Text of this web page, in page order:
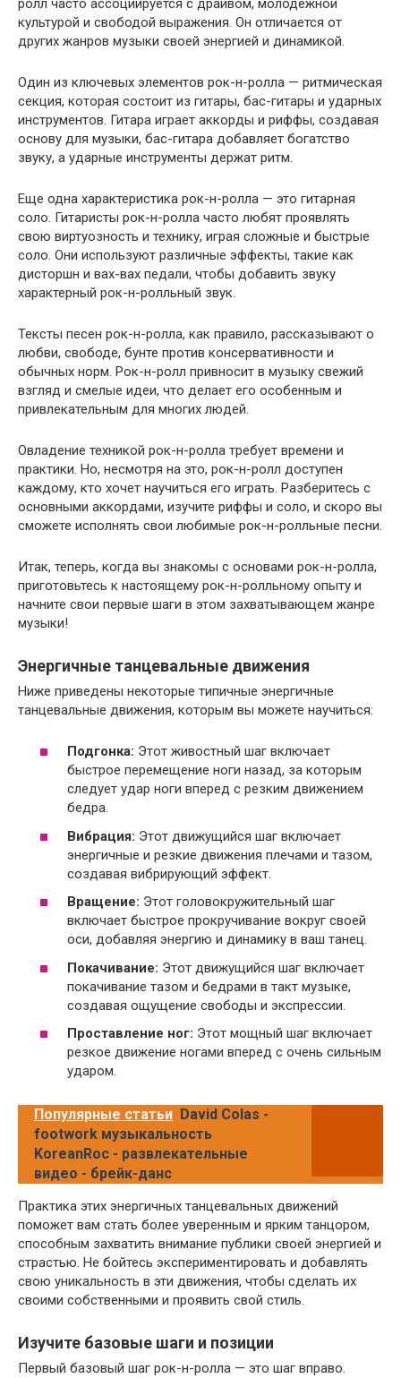
ролл часто ассоциируется с драйвом, молодежной
культурой и свободой выражения. Он отличается от
других жанров музыки своей энергией и динамикой.
Один из ключевых элементов рок-н-ролла — ритмическая
секция, которая состоит из гитары, бас-гитары и ударных
инструментов. Гитара играет аккорды и риффы, создавая
основу для музыки, бас-гитара добавляет богатство
звуку, а ударные инструменты держат ритм.
Еще одна характеристика рок-н-ролла — это гитарная
соло. Гитаристы рок-н-ролла часто любят проявлять
свою виртуозность и технику, играя сложные и быстрые
соло. Они используют различные эффекты, такие как
дисторшн и вах-вах педали, чтобы добавить звуку
характерный рок-н-ролльный звук.
Тексты песен рок-н-ролла, как правило, рассказывают о
любви, свободе, бунте против консервативности и
обычных норм. Рок-н-ролл привносит в музыку свежий
взгляд и смелые идеи, что делает его особенным и
привлекательным для многих людей.
Овладение техникой рок-н-ролла требует времени и
практики. Но, несмотря на это, рок-н-ролл доступен
каждому, кто хочет научиться его играть. Разберитесь с
основными аккордами, изучите риффы и соло, и скоро вы
сможете исполнять свои любимые рок-н-ролльные песни.
Итак, теперь, когда вы знакомы с основами рок-н-ролла,
приготовьтесь к настоящему рок-н-ролльному опыту и
начните свои первые шаги в этом захватывающем жанре
музыки!
Энергичные танцевальные движения
Ниже приведены некоторые типичные энергичные
танцевальные движения, которым вы можете научиться:
Подгонка: Этот живостный шаг включает
быстрое перемещение ноги назад, за которым
следует удар ноги вперед с резким движением
бедра.
Вибрация: Этот движущийся шаг включает
энергичные и резкие движения плечами и тазом,
создавая вибрирующий эффект.
Вращение: Этот головокружительный шаг
включает быстрое прокручивание вокруг своей
оси, добавляя энергию и динамику в ваш танец.
Покачивание: Этот движущийся шаг включает
покачивание тазом и бедрами в такт музыке,
создавая ощущение свободы и экспрессии.
Проставление ног: Этот мощный шаг включает
резкое движение ногами вперед с очень сильным
ударом.
Популярные статьи David Colas -
footwork музыкальность
KoreanRoc - развлекательные
видео - брейк-данс
Практика этих энергичных танцевальных движений
поможет вам стать более уверенным и ярким танцором,
способным захватить внимание публики своей энергией и
страстью. Не бойтесь экспериментировать и добавлять
свою уникальность в эти движения, чтобы сделать их
своими собственными и проявить свой стиль.
Изучите базовые шаги и позиции
Первый базовый шаг рок-н-ролла — это шаг вправо.